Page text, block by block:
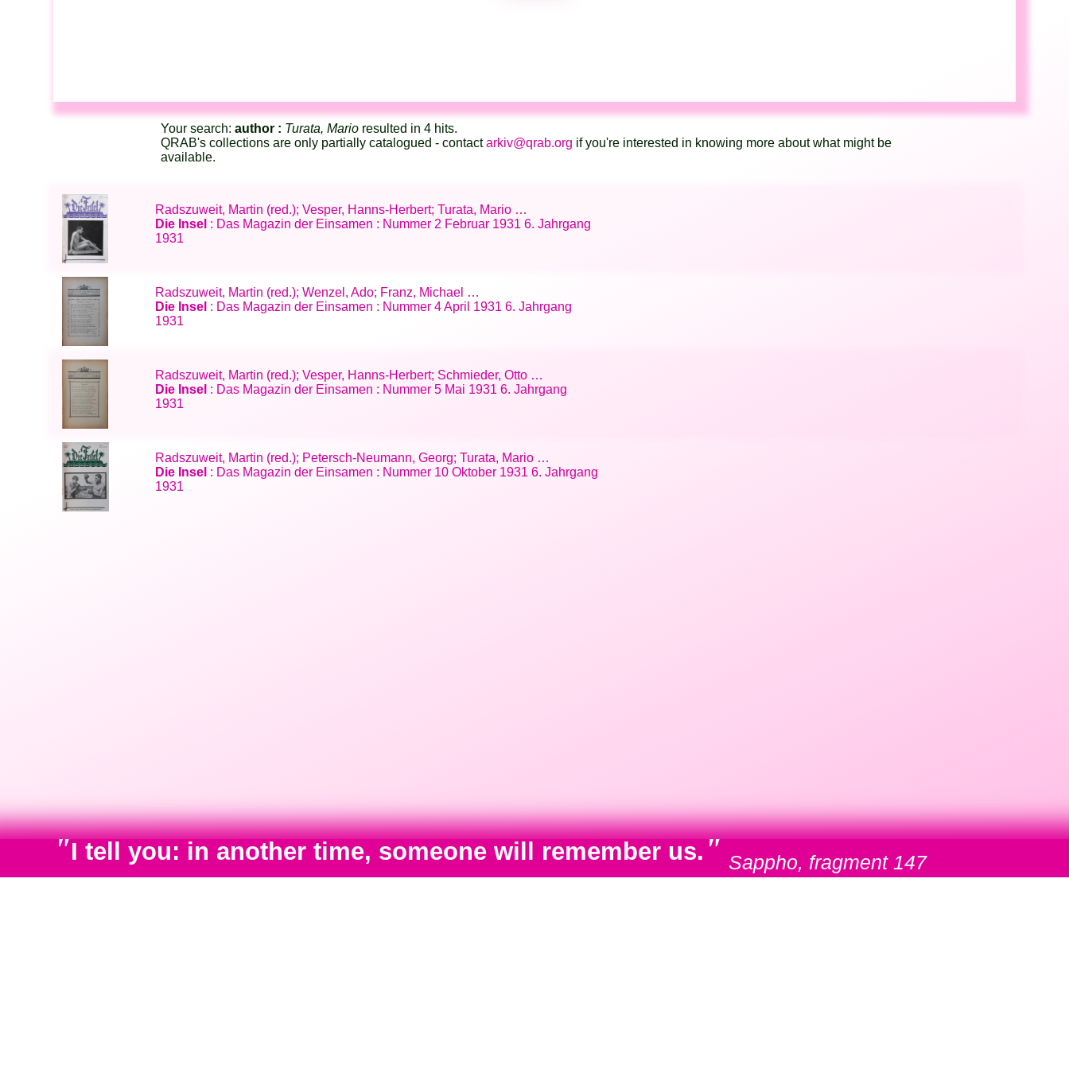
Your search: author : Turata, Marioresulted in 4 hits.
QRAB's collections are only partially catalogued - contactarkiv@qrab.org if you're interested in knowing more about what might be
available.
Radszuweit, Martin (red.); Vesper, Hanns-Herbert; Turata, Mario …
Die Insel : Das Magazin der Einsamen : Nummer 2 Februar 1931 6. Jahrgang
1931
Radszuweit, Martin (red.); Wenzel, Ado; Franz, Michael …
Die Insel : Das Magazin der Einsamen : Nummer 4 April 1931 6. Jahrgang
1931
Radszuweit, Martin (red.); Vesper, Hanns-Herbert; Schmieder, Otto …
Die Insel : Das Magazin der Einsamen : Nummer 5 Mai 1931 6. Jahrgang
1931
Radszuweit, Martin (red.); Petersch-Neumann, Georg; Turata, Mario …
Die Insel : Das Magazin der Einsamen : Nummer 10 Oktober 1931 6. Jahrgang
1931
"I tell you: in another time, someone will remember us." Sappho, fragment 147